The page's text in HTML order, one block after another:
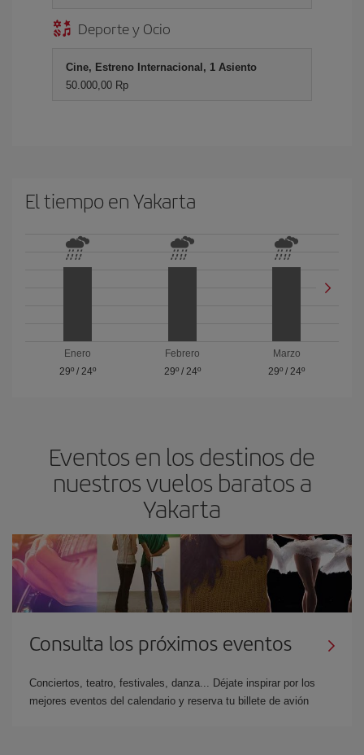
Deporte y Ocio
Cine, Estreno Internacional, 1 Asiento
50.000,00 Rp
El tiempo en Yakarta
Enero
29º/ 24º
Febrero
29º/ 24º
Marzo
29º /24º
Eventos en los destinos de
nuestros vuelos baratos a
Yakarta
Consulta los próximos eventos
Conciertos, teatro, festivales, danza... Déjate inspirar por los
mejores eventos del calendario y reserva tu billete de avión